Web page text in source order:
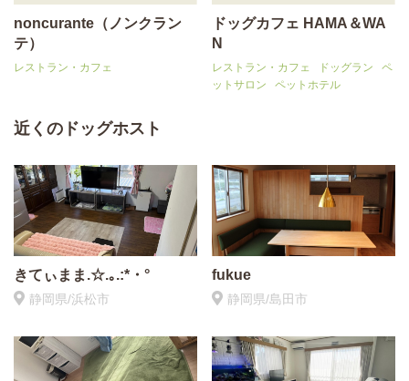
noncurante（ノンクラン
テ）
レストラン・カフェ
ドッグカフェ HAMA＆WA
N
レストラン・カフェ ドッグラン
ペ
ットサロン
ペットホテル
近くのドッグホスト
きてぃまま.☆.｡.:*・°
静岡県/浜松市
fukue
静岡県/島田市